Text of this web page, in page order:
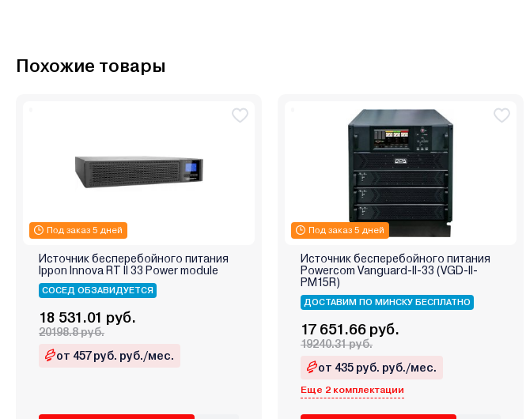
Похожие товары
Под заказ 5 дней
Источник бесперебойного питания
Ippon Innova RT II 33 Power module
СОСЕД ОБЗАВИДУЕТСЯ
18 531.01 руб.
20198.8 руб.
от 457 руб. руб./мес.
Под заказ 5 дней
Источник бесперебойного питания
Powercom Vanguard-II-33 (VGD-II-
PM15R)
ДОСТАВИМ ПО МИНСКУ БЕСПЛАТНО
17 651.66 руб.
19240.31 руб.
от 435 руб. руб./мес.
Еще 2 комплектации